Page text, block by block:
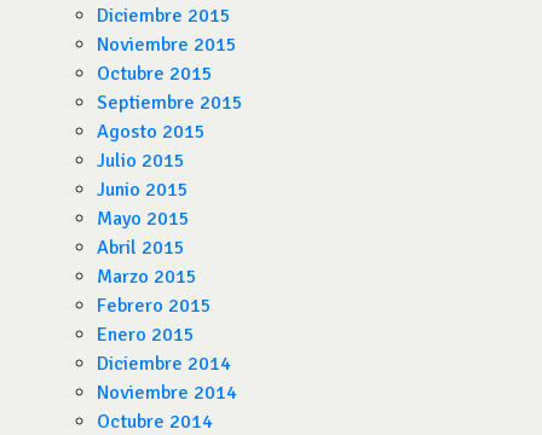
Diciembre 2015
Noviembre 2015
Octubre 2015
Septiembre 2015
Agosto 2015
Julio 2015
Junio 2015
Mayo 2015
Abril 2015
Marzo 2015
Febrero 2015
Enero 2015
Diciembre 2014
Noviembre 2014
Octubre 2014